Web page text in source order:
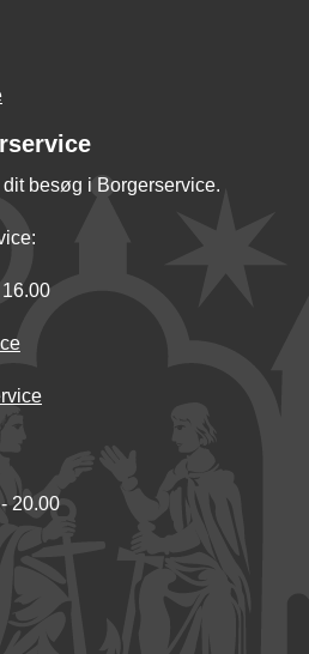
besøg i Borgerservice.
20.00